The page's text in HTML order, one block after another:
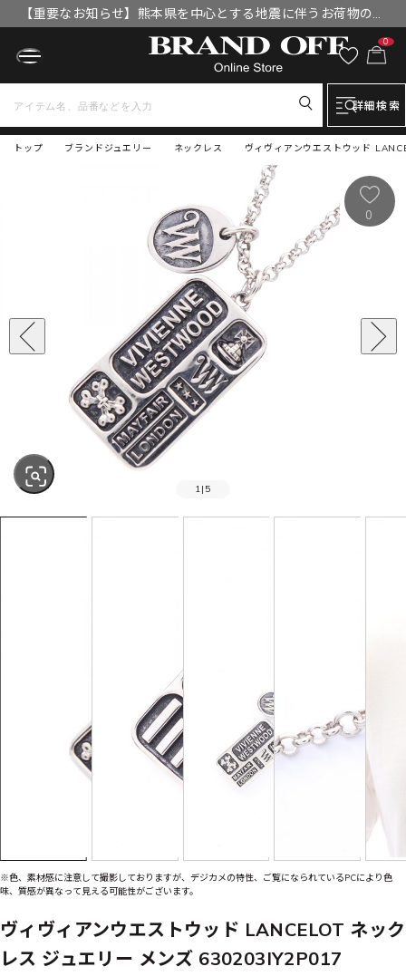
【重要なお知らせ】熊本県を中心とする地震に伴うお荷物のお
届けについて
0
詳細検索
トップ ヴィヴィアンウエストウッド
ブランドジュエリー ネックレス
1 | 5
0
※色、素材感に注意して撮影しておりますが、デジカメの特性、ご覧になられているPCにより色
味、質感が異なって見える可能性がございます。
ヴィヴィアンウエストウッド LANCELOT ネック
レス ジュエリー メンズ 630203IY2P017